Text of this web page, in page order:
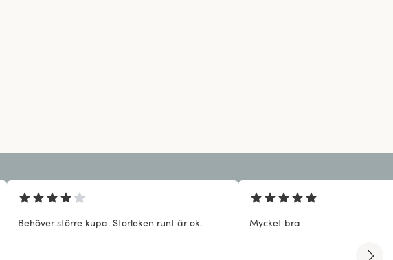
Behöver större kupa. Storleken runt är ok. Mycket bra